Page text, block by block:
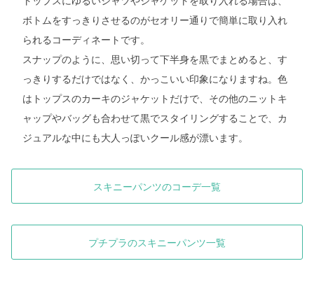
ボトムをすっきりさせるのがセオリー通りで簡単に取り入れ
られるコーディネートです。
スナップのように、思い切って下半身を黒でまとめると、す
っきりするだけではなく、かっこいい印象になりますね。色
はトップスのカーキのジャケットだけで、その他のニットキ
ャップやバッグも合わせて黒でスタイリングすることで、カ
ジュアルな中にも大人っぽいクール感が漂います。
スキニーパンツのコーデ一覧
プチプラのスキニーパンツ一覧